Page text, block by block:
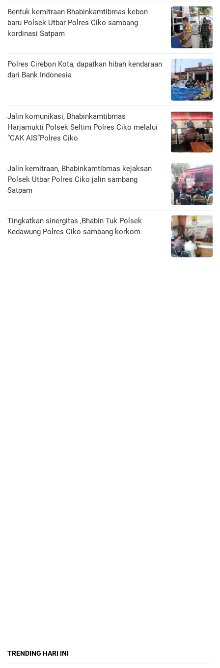
Bentuk kemitraan Bhabinkamtibmas kebon
baru Polsek Utbar Polres Ciko sambang
kordinasi Satpam
Polres Cirebon Kota, dapatkan hibah kendaraan
dari Bank Indonesia
Jalin komunikasi, Bhabinkamtibmas
Harjamukti Polsek Seltim Polres Ciko melalui
“CAK AIS”Polres Ciko
Jalin kemitraan, Bhabinkamtibmas kejaksan
Polsek Utbar Polres Ciko jalin sambang
Satpam
Tingkatkan sinergitas ,Bhabin Tuk Polsek
Kedawung Polres Ciko sambang korkom
TRENDING HARI INI